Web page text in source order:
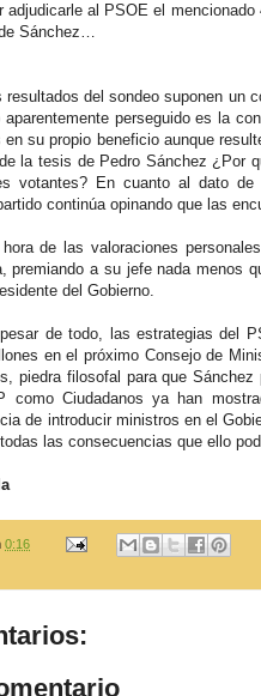
adjudicarle al PSOE el
Sánchez…
del sondeo suponen un
perseguido es la
su propio beneficio aunque
la tesis de Pedro Sánchez ¿Por
votantes? En cuanto al dato
continúa opinando que las
de las valoraciones
premiando a su jefe nada menos
del Gobierno.
de todo, las estrategias del
en el próximo Consejo de
piedra filosofal para que
como Ciudadanos ya han
de introducir ministros en el
las consecuencias que ello
0:16